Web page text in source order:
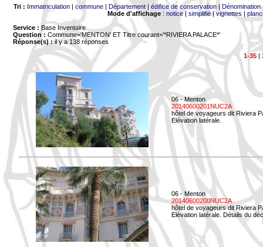
Tri : Immatriculation| commune| Département| édifice de conservation| Dénomination
Mode d'affichage: notice| simplifié|vignettes |
Service : Base Inventaire
Question : Commune='MENTON' ET Titre courant='*RIVIERA PALACE*'
Réponse(s) :il y a 138 réponses
1-35|
06 - Menton
20140600201NUC2A
hôtel de voyageurs dit Riviera
Elévation latérale.
06 - Menton
20140600200NUC2A
hôtel de voyageurs dit Riviera
Elévation latérale. Détails du